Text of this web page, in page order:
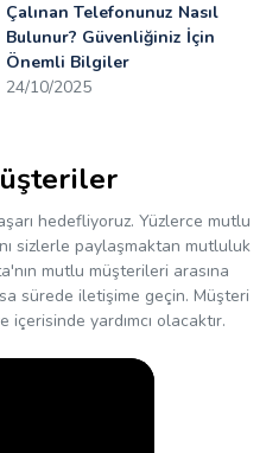
Çalınan Telefonunuz Nasıl
Bulunur? Güvenliğiniz İçin
Önemli Bilgiler
24/10/2025
hedefliyoruz. Yüzlerce mutlu
sizlerle paylaşmaktan mutluluk
mutlu müşterileri arasına
sürede iletişime geçin. Müşteri
yardımcı olacaktır.